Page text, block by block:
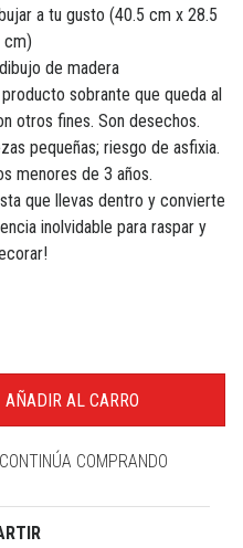
a tu gusto (40.5 cm x 28.5
cm)
de madera
sobrante que queda al
otros fines. Son desechos.
pequeñas; riesgo de asfixia.
menores de 3 años.
que llevas dentro y convierte
inolvidable para raspar y
COMPRANDO